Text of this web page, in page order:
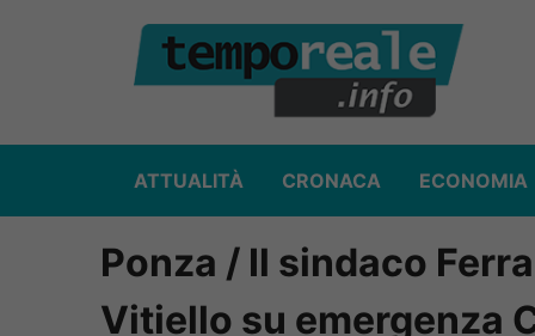
ATTUALITÀ CRONACA ECONOMIA
Ponza / Il sindaco
Vitiello su emergenza